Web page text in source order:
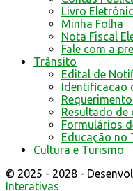
Livro
Minha Folha
Nota Fiscal
Fale com a
Trânsito
Edital de
Identificacao
Resultado de
Formulários
Educação no
Cultura e Turismo
© 2025 - 2028 -
Interativas